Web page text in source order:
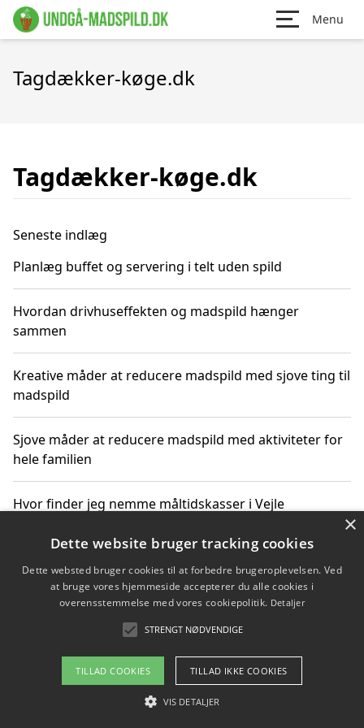
Menu
Tagdækker-køge.dk
Tagdækker-køge.dk
Seneste indlæg
Planlæg buffet og servering i telt uden spild
Hvordan drivhuseffekten og madspild hænger
sammen
Kreative måder at reducere madspild med sjove ting til
madspild
Sjove måder at reducere madspild med aktiviteter for
hele familien
Hvor finder jeg nemme måltidskasser i Vejle
Copyright 2026 - Pilanto Aps
Om / kontakt
Blog Betingelser
×
Dette website bruger tracking cookies
Dette websted bruger cookies til at forbedre brugeroplevelsen. Ved
at bruge vores hjemmeside accepterer du alle cookies i
overensstemmelse med vores cookiepolitik. Detaljer
STRENGT NØDVENDIGE
TILLAD COOKIES TILLAD IKKE COOKIES
VIS DETALJER